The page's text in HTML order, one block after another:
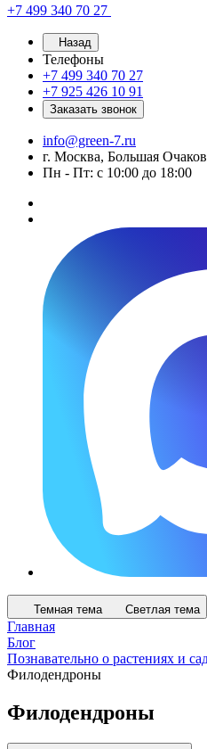
+7 499 340 70 27
Назад
Телефоны
+7 499 340 70 27
+7 925 426 10 91
Заказать звонок
info@green-7.ru
г. Москва, Большая
Пн - Пт: с 10:00 до 18:00
Темная тема Светлая тема
Главная
Блог
Познавательно о растениях и
Филодендроны
Филодендроны